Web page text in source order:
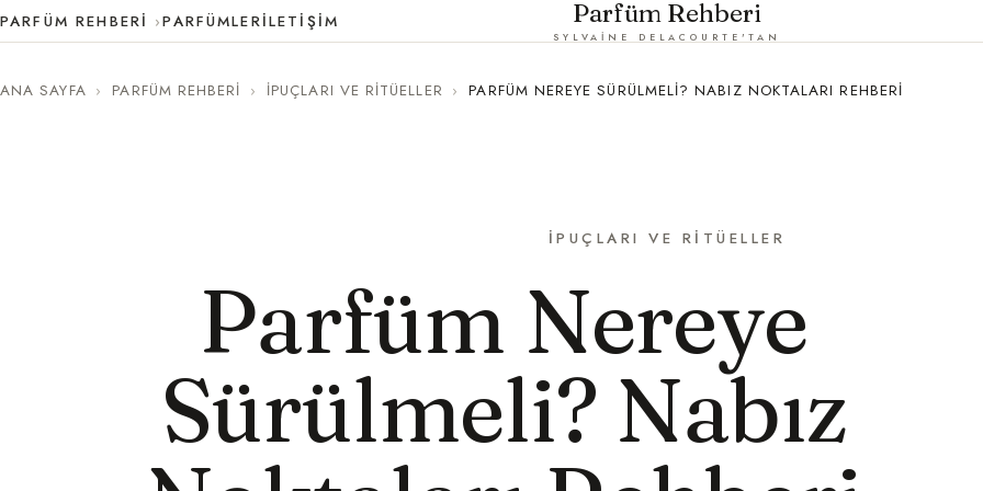
PARFÜM REHBERI PARFÜMLERİLETIŞIM Parfüm Rehberi
SYLVAINE DELACOURTE'TAN
ANA SAYFA › PARFÜM REHBERI › İPUÇLARI VE RITÜELLER › PARFÜM NEREYE SÜRÜLMELI? NABIZ NOKTALARI REHBERI
İPUÇLARI VE RITÜELLER
Parfüm Nereye
Sürülmeli? Nabız